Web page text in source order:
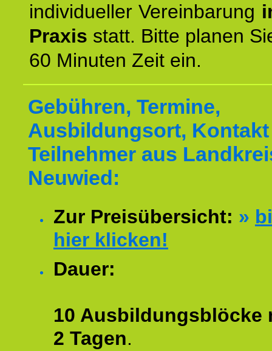
individueller Vereinbarung
Praxis statt. Bitte planen
60 Minuten Zeit ein.
Gebühren, Termine,
Ausbildungsort,
Teilnehmer aus
Neuwied:
Zur Preisübersicht: »
hier klicken!
Dauer:
10 Ausbildungsblöcke
2 Tagen.